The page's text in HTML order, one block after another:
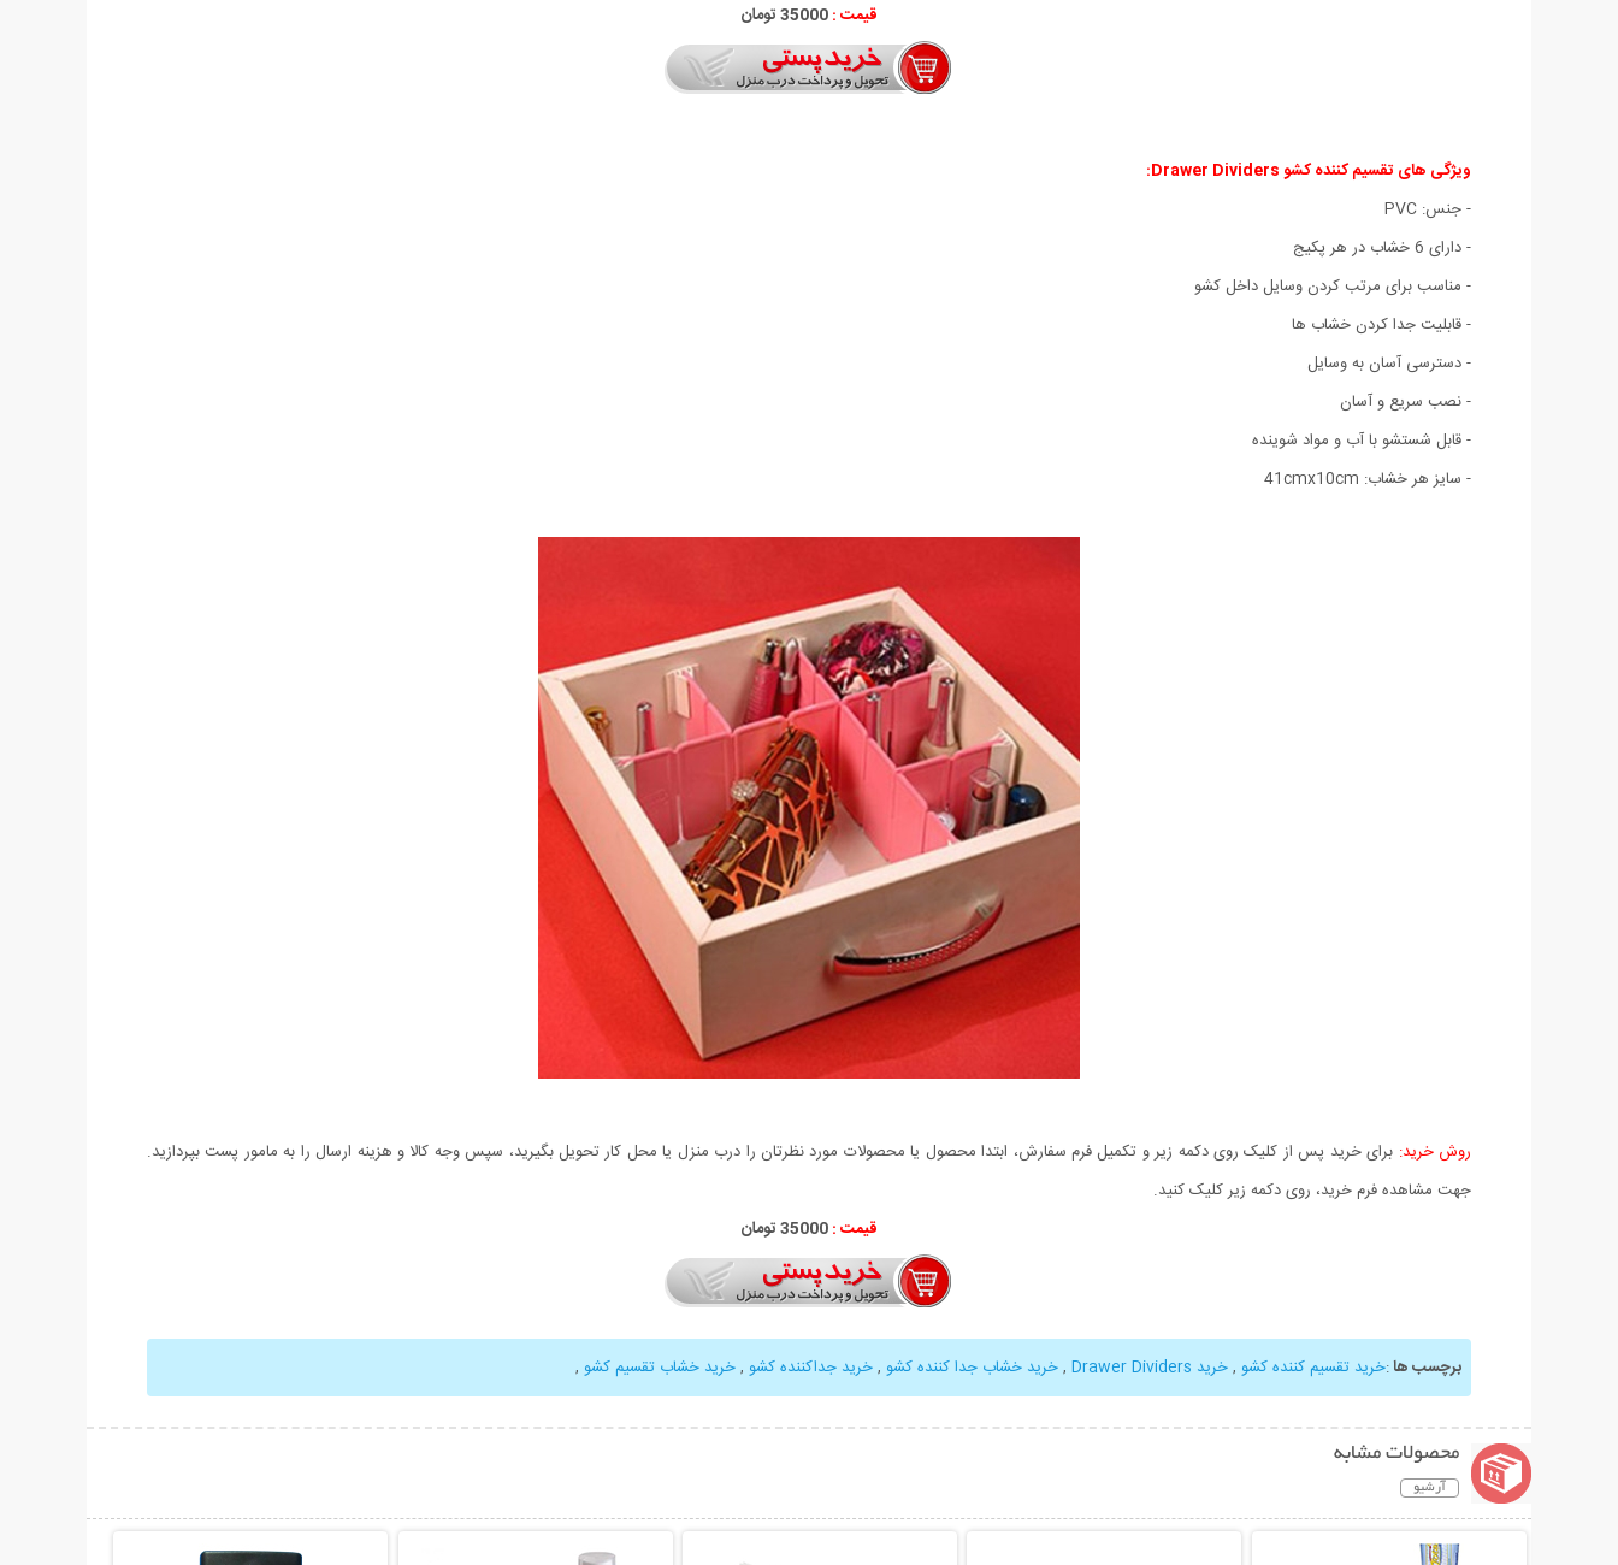
قیمت :35000 تومان
ویژگی های تقسیم کننده کشو Drawer Dividers:
- جنس: PVC
- دارای 6 خشاب در هر پکیج
- مناسب براى مرتب کردن وسایل داخل کشو
- قابلیت جدا کردن خشاب ها
- دسترسی آسان به وسایل
- نصب سریع و آسان
- قابل شستشو با آب و مواد شوینده
- سایز هر خشاب: 41cmx10cm
روش خرید: برای خرید پس از کلیک روی دکمه زیر و تکمیل فرم سفارش، ابتدا محصول یا محصولات مورد نظرتان را درب منزل یا محل کار تحویل بگیرید، سپس وجه کالا و هزینه ارسال را به مامور پست بپردازید.
جهت مشاهده فرم خرید، روی دکمه زیر کلیک کنید.
قیمت :35000 تومان
برچسب ها:خرید تقسیم کننده کشو ,خرید Drawer Dividers ,خرید خشاب جدا کننده کشو ,خرید جداکننده کشو ,خرید خشاب تقسیم کشو ,
محصولات مشابه
آرشیو